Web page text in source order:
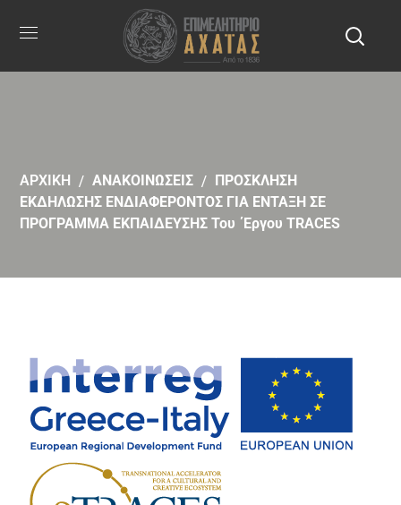
ΑΡΧΙΚΗ ΑΝΑΚΟΙΝΩΣΕΙΣ
ΠΡΟΣΚΛΗΣΗ
ΕΚΔΗΛΩΣΗΣ ΕΝΔΙΑΦΕΡΟΝΤΟΣ ΓΙΑ ΕΝΤΑΞΗ ΣΕ
ΠΡΟΓΡΑΜΜΑ ΕΚΠΑΙΔΕΥΣΗΣ Του ΄Εργου TRACES